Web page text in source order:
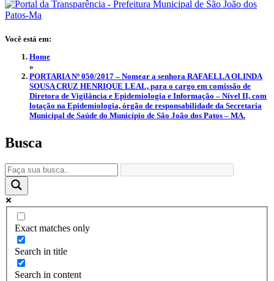
Você está em:
Home
»
PORTARIA Nº 050/2017 – Nomear a senhora RAFAELLA OLINDA
SOUSA CRUZ HENRIQUE LEAL, para o cargo em comissão de
Diretora de Vigilância e Epidemiologia e Informação – Nível II, com
lotação na Epidemiologia, órgão de responsabilidade da Secretaria
Municipal de Saúde do Município de São João dos Patos – MA.
Busca
Exact matches only
Search in title
Search in content